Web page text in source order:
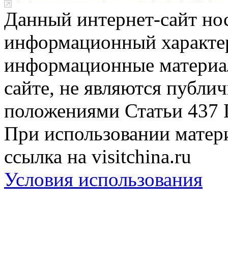
Данный интернет-сайт
информационный
информационные
сайте, не являются
положениями Статьи 437
При использовании
ссылка на visitchina.ru
Условия использования